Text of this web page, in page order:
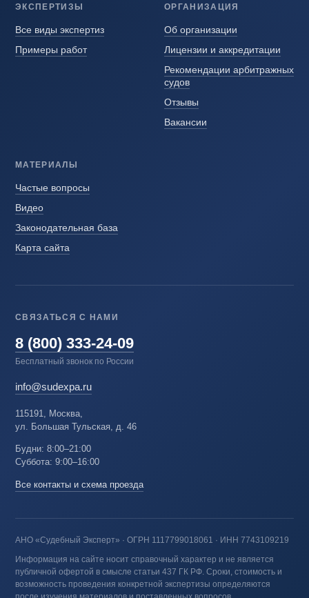
ЭКСПЕРТИЗЫ
Все виды экспертиз
Примеры работ
ОРГАНИЗАЦИЯ
Об организации
Лицензии и аккредитации
Рекомендации арбитражных
судов
Отзывы
Вакансии
МАТЕРИАЛЫ
Частые вопросы
Видео
Законодательная база
Карта сайта
СВЯЗАТЬСЯ С НАМИ
8 (800) 333-24-09
Бесплатный звонок по России
info@sudexpa.ru
115191, Москва,
ул. Большая Тульская, д. 46
Будни: 8:00–21:00
Суббота: 9:00–16:00
Все контакты и схема проезда
АНО «Судебный Эксперт» · ОГРН 1117799018061 · ИНН 7743109219
Информация на сайте носит справочный характер и не является
публичной офертой в смысле статьи 437 ГК РФ. Сроки, стоимость и
возможность проведения конкретной экспертизы определяются